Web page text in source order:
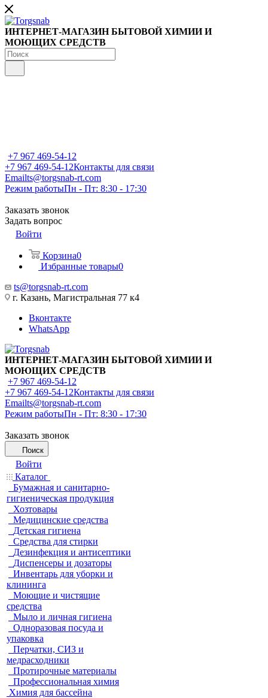
ИНТЕРНЕТ-МАГАЗИН БЫТОВОЙ ХИМИИ И
МОЮЩИХ СРЕДСТВ
+7 967 469-54-12
+7 967 469-54-12Контакты для связи
Emailts@torgsnab-rt.com
Режим работыПн - Пт: 8:30 - 17:30
Заказать звонок
Задать вопрос
Войти
Корзина0
Избранные товары0
ts@torgsnab-rt.com
г. Казань, Магистральная 77 к4
Вконтакте
WhatsApp
ИНТЕРНЕТ-МАГАЗИН БЫТОВОЙ ХИМИИ И
МОЮЩИХ СРЕДСТВ
+7 967 469-54-12
+7 967 469-54-12Контакты для связи
Emailts@torgsnab-rt.com
Режим работыПн - Пт: 8:30 - 17:30
Заказать звонок
Поиск
Войти
Каталог
Бумажная и санитарно-
гигиеническая продукция
Хозтовары
Медицинские средства
Детская гигиена
Средства для стирки
Дезинфекция и антисептики
Диспенсеры и дозаторы
Инвентарь для уборки и
клининга
Моющие и чистящие
средства
Мыло и личная гигиена
Одноразовая посуда и
упаковка
Перчатки, СИЗ и
медрасходники
Протирочные материалы
Профессиональная химия
Химия для бассейна